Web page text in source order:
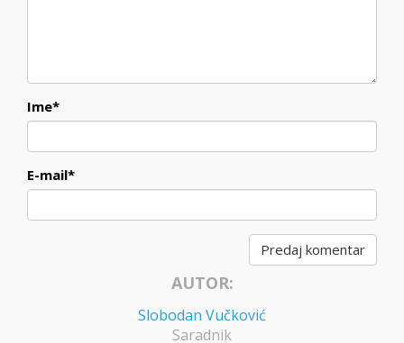
Ime*
E-mail*
AUTOR:
Slobodan Vučković
Saradnik